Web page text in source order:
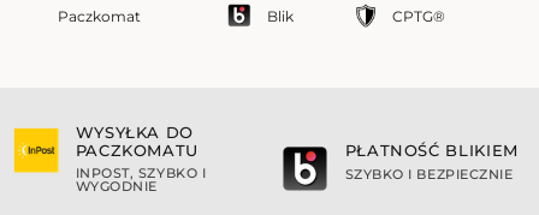
Paczkomat Blik CPTG®
WYSYŁKA DO
PACZKOMATU
INPOST, SZYBKO I
WYGODNIE
PŁATNOŚĆ BLIKIEM
SZYBKO I BEZPIECZNIE